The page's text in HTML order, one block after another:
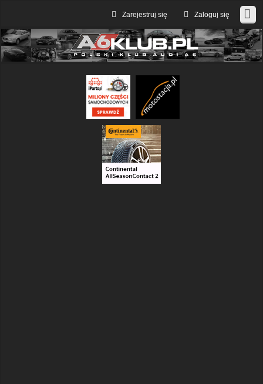
Zaloguj się
Zarejestruj się